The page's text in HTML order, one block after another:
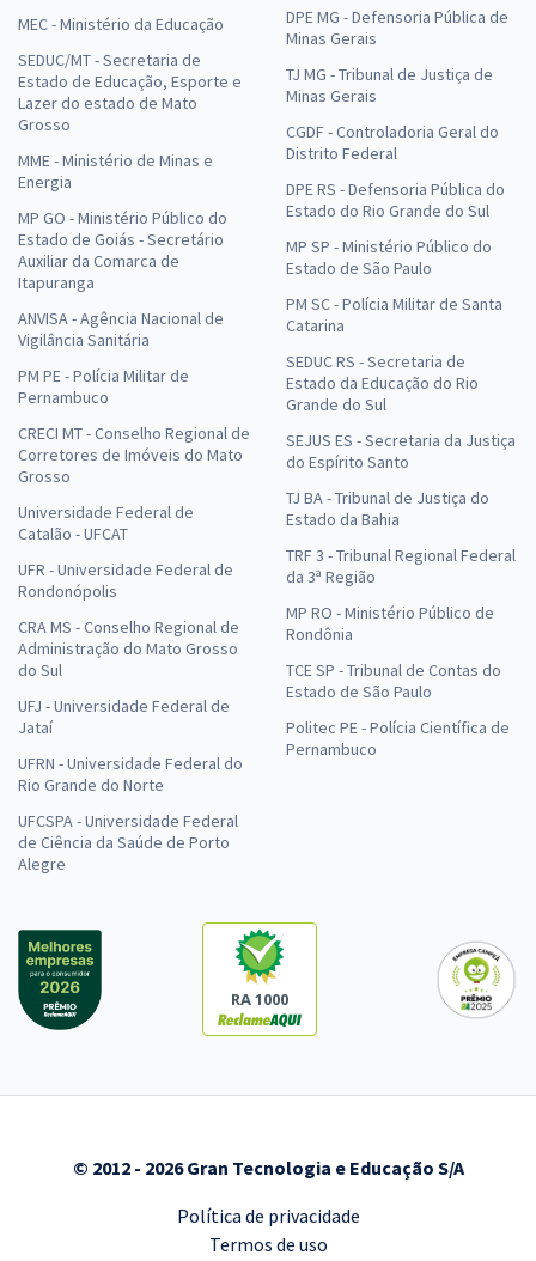
MEC - Ministério da Educação
SEDUC/MT - Secretaria de
Estado de Educação, Esporte e
Lazer do estado de Mato
Grosso
MME - Ministério de Minas e
Energia
MP GO - Ministério Público do
Estado de Goiás - Secretário
Auxiliar da Comarca de
Itapuranga
ANVISA - Agência Nacional de
Vigilância Sanitária
PM PE - Polícia Militar de
Pernambuco
CRECI MT - Conselho Regional de
Corretores de Imóveis do Mato
Grosso
Universidade Federal de
Catalão - UFCAT
UFR - Universidade Federal de
Rondonópolis
CRA MS - Conselho Regional de
Administração do Mato Grosso
do Sul
UFJ - Universidade Federal de
Jataí
UFRN - Universidade Federal do
Rio Grande do Norte
UFCSPA - Universidade Federal
de Ciência da Saúde de Porto
Alegre
DPE MG - Defensoria Pública de
Minas Gerais
TJ MG - Tribunal de Justiça de
Minas Gerais
CGDF - Controladoria Geral do
Distrito Federal
DPE RS - Defensoria Pública do
Estado do Rio Grande do Sul
MP SP - Ministério Público do
Estado de São Paulo
PM SC - Polícia Militar de Santa
Catarina
SEDUC RS - Secretaria de
Estado da Educação do Rio
Grande do Sul
SEJUS ES - Secretaria da Justiça
do Espírito Santo
TJ BA - Tribunal de Justiça do
Estado da Bahia
TRF 3 - Tribunal Regional Federal
da 3ª Região
MP RO - Ministério Público de
Rondônia
TCE SP - Tribunal de Contas do
Estado de São Paulo
Politec PE - Polícia Científica de
Pernambuco
RA 1000
© 2012 - 2026 Gran Tecnologia e Educação S/A
Política de privacidade
Termos de uso